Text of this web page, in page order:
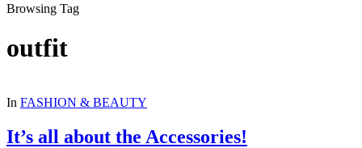
Browsing Tag
outfit
In FASHION & BEAUTY
It’s all about the Accessories!